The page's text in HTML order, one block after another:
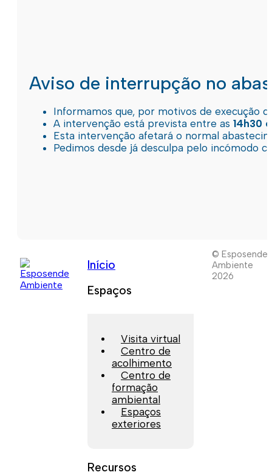
Aviso de interrupção no
Informamos que, por motivos de execução
A intervenção está prevista entre as 14h30
Esta intervenção afetará o normal
Pedimos desde já desculpa pelo incómodo
Início
Espaços
Visita virtual
Centro de
acolhimento
Centro de
formação
ambiental
Espaços
exteriores
Recursos
© Esposende
Ambiente
2026